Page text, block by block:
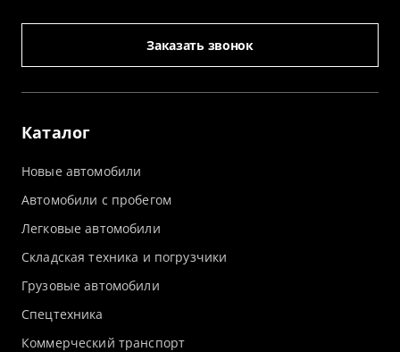
Каталог
Новые автомобили
Автомобили с пробегом
Легковые автомобили
Складская техника и погрузчики
Грузовые автомобили
Спецтехника
Коммерческий транспорт
Заказать звонок